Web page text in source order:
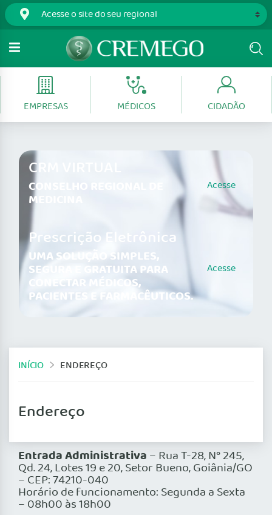
EMPRESAS MÉDICOS CIDADÃO
CRM VIRTUAL
CONSELHO REGIONAL DE
MEDICINA
Acesse
Prescrição Eletrônica
UMA SOLUÇÃO SIMPLES,
SEGURA E GRATUITA PARA
CONECTAR MÉDICOS,
PACIENTES E FARMACÊUTICOS.
Acesse
INÍCIO ENDEREÇO
Endereço
Entrada Administrativa – Rua T-28, N° 245,
Qd. 24, Lotes 19 e 20, Setor Bueno, Goiânia/GO
– CEP: 74210-040
Horário de funcionamento: Segunda a Sexta
– 08h00 às 18h00